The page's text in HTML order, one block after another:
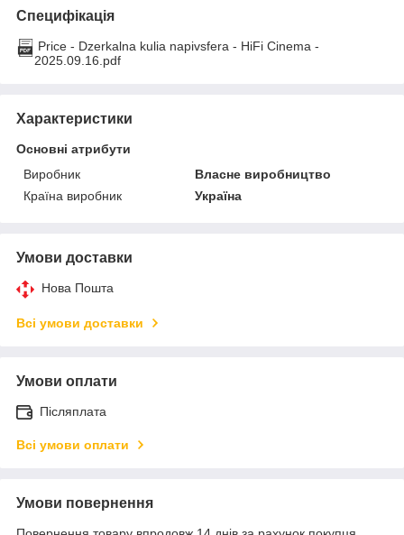
Специфікація
Price - Dzerkalna kulia napivsfera - HiFi Cinema -
2025.09.16.pdf
Характеристики
Основні атрибути
Виробник
Власне виробництво
Країна виробник
Україна
Умови доставки
Нова Пошта
Всі умови доставки
Умови оплати
Післяплата
Всі умови оплати
Умови повернення